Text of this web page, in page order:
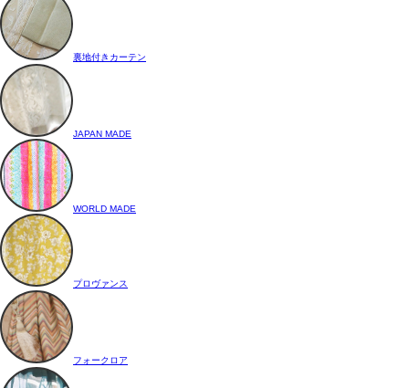
裏地付きカーテン
JAPAN MADE
WORLD MADE
プロヴァンス
フォークロア